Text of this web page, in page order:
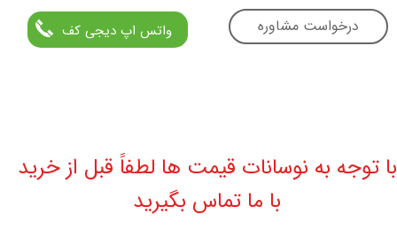
درخواست مشاوره واتس اپ دیجی کف
با توجه به نوسانات قیمت ها لطفاً قبل از خرید
با ما تماس بگیرید